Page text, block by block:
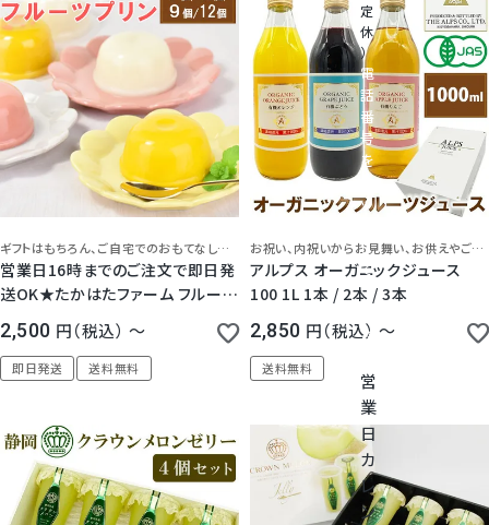
定
休
）
電
話
番
号
を
タ
ッ
し
て
く
さ
営
業
日
カ
レ
ン
クイーンルージュ
神紅ぶどう
ナガノパープル
1房からOK！ぶどう狩り
宮崎産パパイヤ
すいか
お試しフルーツ
三ヶ日みかんポテトチップス
ギフトはもちろん、ご自宅でのおもてなしデザートにもぴったり！ フルーツとまろやかな練乳
営業日16時までのご注文で即日発
送OK★たかはたファーム フルーツ
プリン 3個 / 6個 / 9個 / 12個 セッ
ト
2,500 税込 〜
即日発送 送料無料
お祝い、内祝いからお見舞い、お供えやご自宅用まで どんなご用途にも使えます！常温保存＆日持ちがするので、安心してご利用いただけます。
アルプス オーガニックジュース
100 1L 1本 / 2本 / 3本
2,850 税込 〜
送料無料